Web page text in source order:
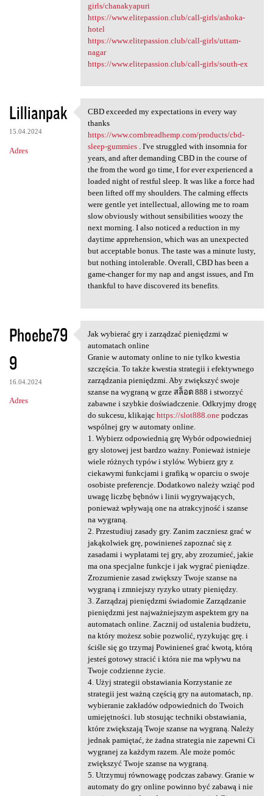
girls/chanakyapuri
https://www.elitepassion.club/call-girls/ashoka-
hotel
https://www.elitepassion.club/call-girls/uttam-
nagar
https://www.elitepassion.club/call-girls/south-ex
Lillianpak
15.04.2024
Adres
CBD exceeded my expectations
CBD exceeded my expectations in every way
thanks
https://www.cornbreadhemp.com/products/cbd-
sleep-gummies. I've struggled with insomnia for
years, and after demanding CBD in the course of
the from the word go time, I for ever experienced a
loaded night of restful sleep. It was like a force had
been lifted off my shoulders. The calming effects
were gentle yet intellectual, allowing me to roam
slow obviously without sensibilities woozy the
next morning. I also noticed a reduction in my
daytime apprehension, which was an unexpected
but acceptable bonus. The taste was a minute lusty,
but nothing intolerable. Overall, CBD has been a
game-changer for my nap and angst issues, and I'm
thankful to have discovered its benefits.
Phoebe79
9
16.04.2024
Adres
Jak wybierać gry i zarządzać
Jak wybierać gry i zarządzać pieniędzmi w
automatach online
Granie w automaty online to nie tylko kwestia
szczęścia. To także kwestia strategii i efektywnego
zarządzania pieniędzmi. Aby zwiększyć swoje
szanse na wygraną w grze สล็อต 888 i stworzyć
zabawne i szybkie doświadczenie. Odkryjmy drogę
do sukcesu, klikając https://slot888.onepodczas
wspólnej gry w automaty online.
1. Wybierz odpowiednią grę Wybór odpowiedniej
gry slotowej jest bardzo ważny. Ponieważ istnieje
wiele różnych typów i stylów. Wybierz gry z
ciekawymi funkcjami i grafiką w oparciu o swoje
osobiste preferencje. Dodatkowo należy wziąć pod
uwagę liczbę bębnów i linii wygrywających,
ponieważ wpływają one na atrakcyjność i szanse
na wygraną.
2. Przestudiuj zasady gry. Zanim zaczniesz grać w
jakąkolwiek grę, powinieneś zapoznać się z
zasadami i wypłatami tej gry, aby zrozumieć, jakie
ma ona specjalne funkcje i jak wygrać pieniądze.
Zrozumienie zasad zwiększy Twoje szanse na
wygraną i zmniejszy ryzyko utraty pieniędzy.
3. Zarządzaj pieniędzmi świadomie Zarządzanie
pieniędzmi jest najważniejszym aspektem gry na
automatach online. Zacznij od ustalenia budżetu,
na który możesz sobie pozwolić, ryzykując grę. i
ściśle się go trzymaj Powinieneś grać kwotą, którą
jesteś gotowy stracić i która nie ma wpływu na
Twoje codzienne życie.
4. Użyj strategii obstawiania Korzystanie ze
strategii jest ważną częścią gry na automatach, np.
wybieranie zakładów odpowiednich do Twoich
umiejętności. lub stosując techniki obstawiania,
które zwiększają Twoje szanse na wygraną. Należy
jednak pamiętać, że żadna strategia nie zapewni Ci
wygranej za każdym razem. Ale może pomóc
zwiększyć Twoje szanse na wygraną.
5. Utrzymuj równowagę podczas zabawy. Granie w
automaty do gry online powinno być zabawą i nie